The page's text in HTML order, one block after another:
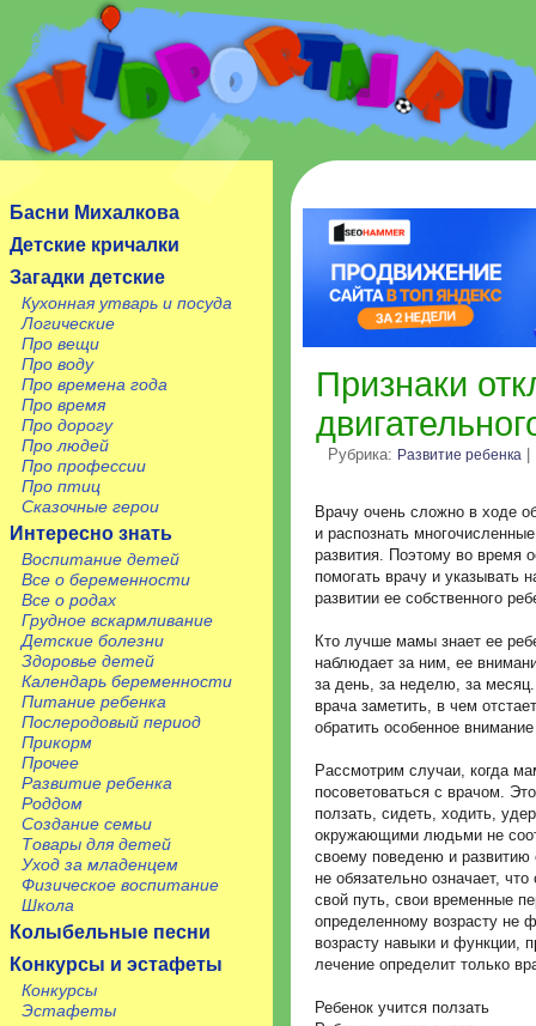
Сайт посвящен детям, их родителям, учителям и
Басни Михалкова
Детские кричалки
Загадки детские
Кухонная утварь и посуда
Логические
Про вещи
Про воду
Про времена года
Про время
Про дорогу
Про людей
Про профессии
Про птиц
Сказочные герои
Интересно знать
Воспитание детей
Все о беременности
Все о родах
Грудное вскармливание
Детские болезни
Здоровье детей
Календарь беременности
Питание ребенка
Послеродовый период
Прикорм
Прочее
Развитие ребенка
Роддом
Создание семьи
Товары для детей
Уход за младенцем
Физическое воспитание
Школа
Колыбельные песни
Конкурсы и эстафеты
Конкурсы
Эстафеты
Признаки
Рубрика: Развитие ребенка
Врачу очень сложно в ходе
и распознать
развития. Поэтому во время
помогать врачу и указывать
развитии ее собственного
Кто лучше мамы знает ее
наблюдает за ним, ее
за день, за неделю, за
врача заметить, в чем
обратить особенное
Рассмотрим случаи, когда
посоветоваться с врачом.
ползать, сидеть, ходить,
окружающими людьми не
своему поведеню и
не обязательно означает,
свой путь, свои временные
определенному возрасту не
возрасту навыки и функции,
лечение определит только
Ребенок учится ползать